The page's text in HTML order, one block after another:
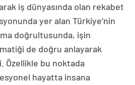
iş dünyasında olan rekabet
yer alan Türkiye’nin
doğrultusunda, işin
de doğru anlayarak
Özellikle bu noktada
hayatta insana